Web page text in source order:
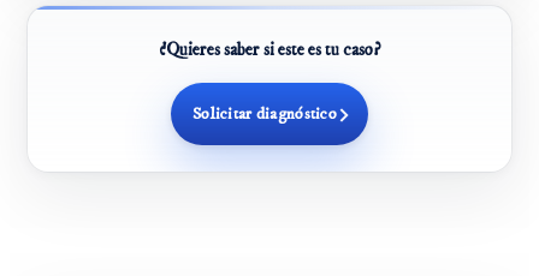
¿Quieres saber si este es tu caso?
Solicitar diagnóstico